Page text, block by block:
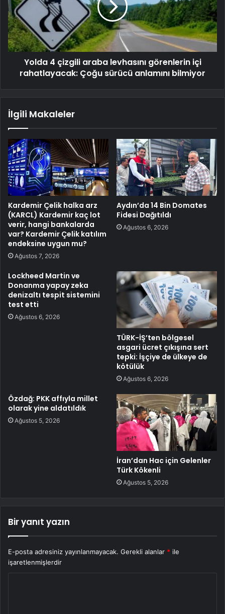
Yolda 4 çizgili araba levhasını görenlerin içi
rahatlayacak: Çoğu sürücü anlamını bilmiyor
İlgili Makaleler
Kardemir Çelik halka arz
(KARCL) Kardemir kaç lot
verir, hangi bankalarda
var? Kardemir Çelik katılım
endeksine uygun mu?
Ağustos 7, 2026
Aydın’da 14 Bin Domates
Fidesi Dağıtıldı
Ağustos 6, 2026
Lockheed Martin ve
Donanma yapay zeka
denizaltı tespit sistemini
test etti
Ağustos 6, 2026
TÜRK-İŞ’ten bölgesel
asgari ücret çıkışına sert
tepki: İşçiye de ülkeye de
kötülük
Ağustos 6, 2026
Özdağ: PKK affıyla millet
olarak yine aldatıldık
Ağustos 5, 2026
İran’dan Hac için Gelenler
Türk Kökenli
Ağustos 5, 2026
Bir yanıt yazın
E-posta adresiniz yayınlanmayacak. Gerekli alanlar * ile
işaretlenmişlerdir